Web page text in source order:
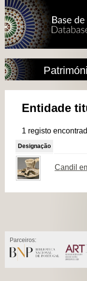
Entidade
1 registo
Designação
Candil
Parceiros: